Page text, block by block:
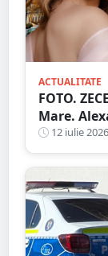
ACTUALITATE
FOTO.
Mare.
după
12 iulie 2026